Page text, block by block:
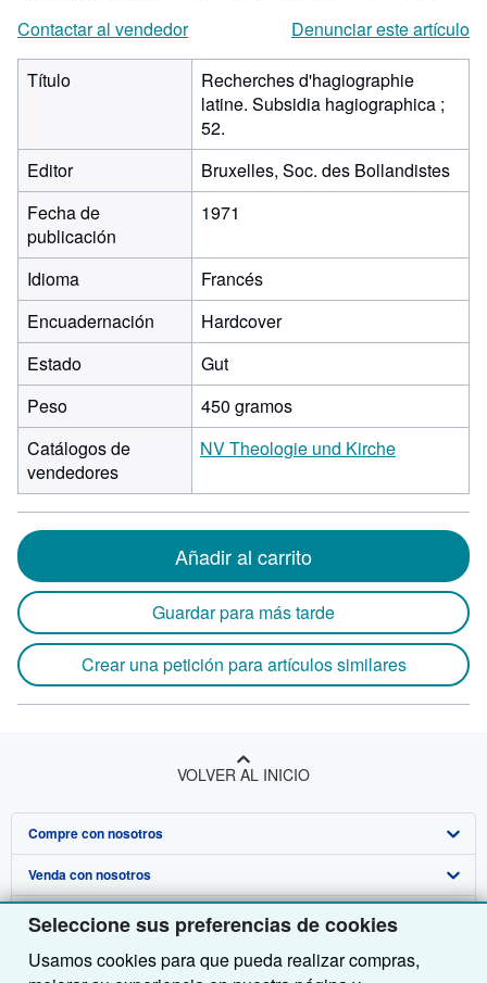
Seleccione sus preferencias de cookies
Usamos cookies para que pueda realizar compras,
Contactar al vendedor
Denunciar este artículo
Título
Recherches d'hagiographie
latine. Subsidia hagiographica ;
52.
Editor
Bruxelles, Soc. des Bollandistes
Fecha de
publicación
1971
Idioma
Francés
Encuadernación
Hardcover
Estado
Gut
Peso
450 gramos
Catálogos de
vendedores
NV Theologie und Kirche
Añadir al carrito
Guardar para más tarde
Crear una petición para artículos similares
VOLVER AL INICIO
Compre con nosotros
Búsqueda avanzada
Colecciones
Mi cuenta
Venda con nosotros
Comenzar a vender
Únase a nuestro programa de afiliados
Sobre nosotros
Sobre IberLibro
Obtener Ayuda